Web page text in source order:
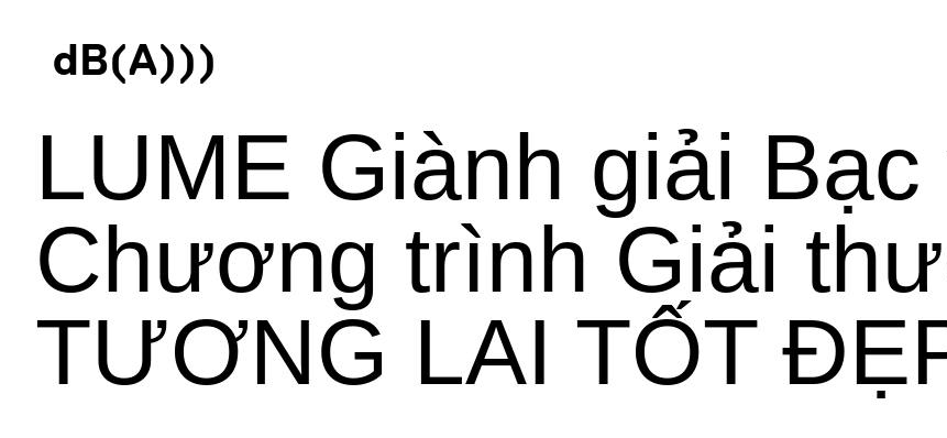
dB(A)))
LUME Giành giải Bạc
Chương trình Giải
TƯƠNG LAI TỐT